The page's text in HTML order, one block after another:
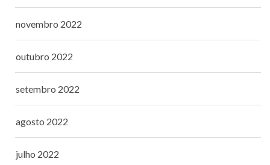
novembro 2022
outubro 2022
setembro 2022
agosto 2022
julho 2022